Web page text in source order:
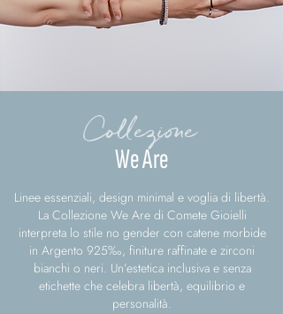
Collezione
We Are
Linee essenziali, design minimal e voglia di libertà.
La Collezione We Are di Comete Gioielli
interpreta lo stile no gender con catene morbide
in Argento 925‰, finiture raffinate e zirconi
bianchi o neri. Un’estetica inclusiva e senza
etichette che celebra libertà, equilibrio e
personalità.